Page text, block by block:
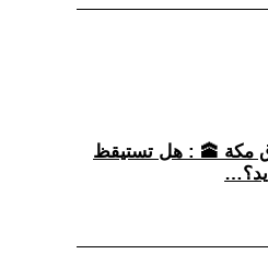
مكة 🕋 : هل تستيقظ